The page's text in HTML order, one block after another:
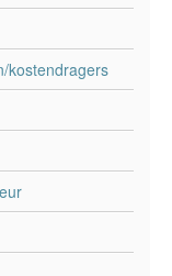
kostendragers